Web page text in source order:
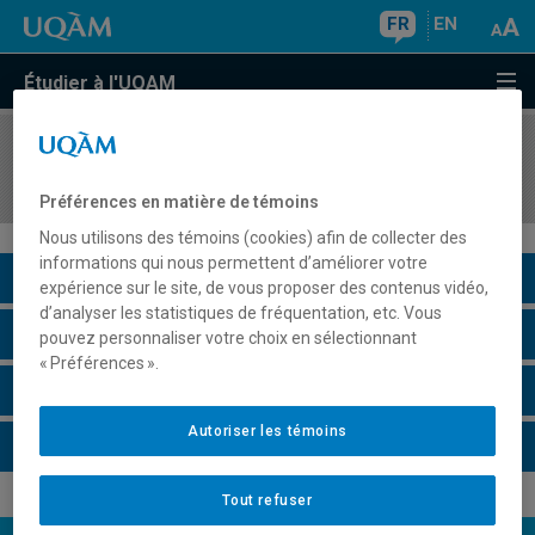
FR EN
Étudier à l'UQAM
COURS//
Description du cours
Horaire - Été 2026
Préférences en matière de témoins
Nous utilisons des témoins (cookies) afin de collecter des
informations qui nous permettent d’améliorer votre
expérience sur le site, de vous proposer des contenus vidéo,
d’analyser les statistiques de fréquentation, etc. Vous
pouvez personnaliser votre choix en sélectionnant
« Préférences ».
Tout refuser
Autoriser les témoins